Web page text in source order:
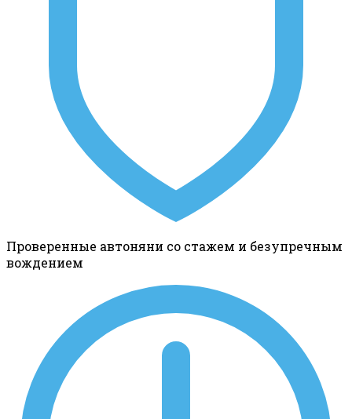
Проверенные автоняни со стажем и безупречным
вождением